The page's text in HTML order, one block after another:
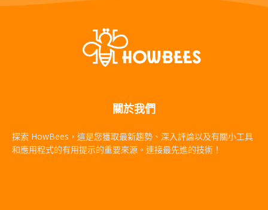
關於我們
探索 HowBees，這是您獲取最新趨勢、深入評論以及有關小工具
和應用程式的有用提示的重要來源。連接最先進的技術！